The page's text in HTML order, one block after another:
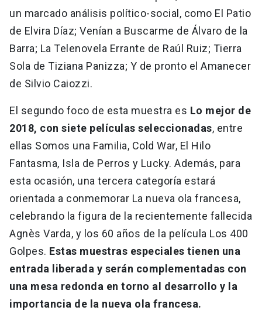
un marcado análisis político-social, como El Patio
de Elvira Díaz; Venían a Buscarme de Álvaro de la
Barra; La Telenovela Errante de Raúl Ruiz; Tierra
Sola de Tiziana Panizza; Y de pronto el Amanecer
de Silvio Caiozzi.
El segundo foco de esta muestra es Lo mejor de
2018, con siete películas seleccionadas, entre
ellas Somos una Familia, Cold War, El Hilo
Fantasma, Isla de Perros y Lucky. Además, para
esta ocasión, una tercera categoría estará
orientada a conmemorar La nueva ola francesa,
celebrando la figura de la recientemente fallecida
Agnès Varda, y los 60 años de la película Los 400
Golpes. Estas muestras especiales tienen una
entrada liberada y serán complementadas con
una mesa redonda en torno al desarrollo y la
importancia de la nueva ola francesa.